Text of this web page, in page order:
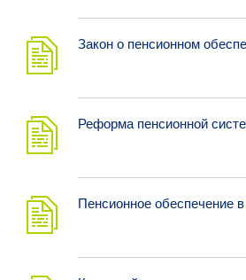
Закон о пенсионном
Реформа пенсионной
Пенсионное обеспечение